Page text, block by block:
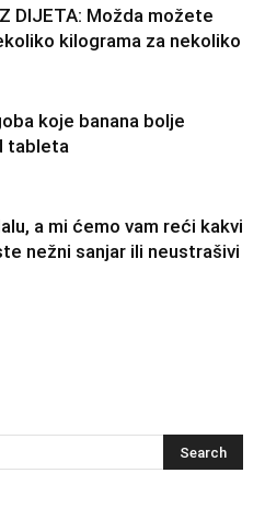
DIJETA: Možda možete
kilograma za nekoliko
koje banana bolje
tableta
a mi ćemo vam reći kakvi
nežni sanjar ili neustrašivi